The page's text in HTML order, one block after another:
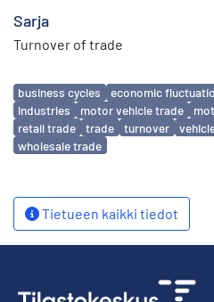
Sarja
Turnover of trade
Avainsanat
business cycles economic
industries
motor vehicle trade
retail trade
trade turnover
wholesale trade
Tietueen kaikki tiedot